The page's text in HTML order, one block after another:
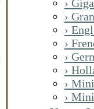
›
›
›
›
›
›
›
›